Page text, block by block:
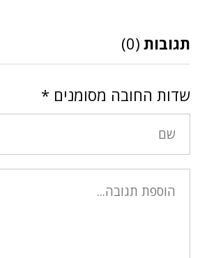
תגובות (0)
שדות החובה מסומנים *